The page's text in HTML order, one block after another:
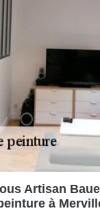
Artisan
à